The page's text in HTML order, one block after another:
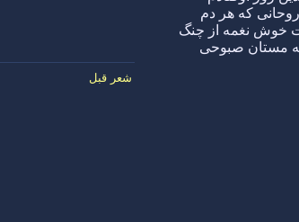
که هر دم
خوش نغمه از چنگ
مستان صبوحی
شعر قبل